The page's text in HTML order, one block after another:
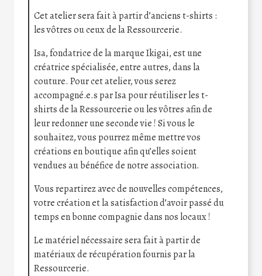
Cet atelier sera fait à partir d’anciens t-shirts :
les vôtres ou ceux de la Ressourcerie.
Isa, fondatrice de la marque Ikigai, est une
créatrice spécialisée, entre autres, dans la
couture. Pour cet atelier, vous serez
accompagné.e.s par Isa pour réutiliser les t-
shirts de la Ressourcerie ou les vôtres afin de
leur redonner une seconde vie ! Si vous le
souhaitez, vous pourrez même mettre vos
créations en boutique afin qu’elles soient
vendues au bénéfice de notre association.
Vous repartirez avec de nouvelles compétences,
votre création et la satisfaction d’avoir passé du
temps en bonne compagnie dans nos locaux !
Le matériel nécessaire sera fait à partir de
matériaux de récupération fournis par la
Ressourcerie.